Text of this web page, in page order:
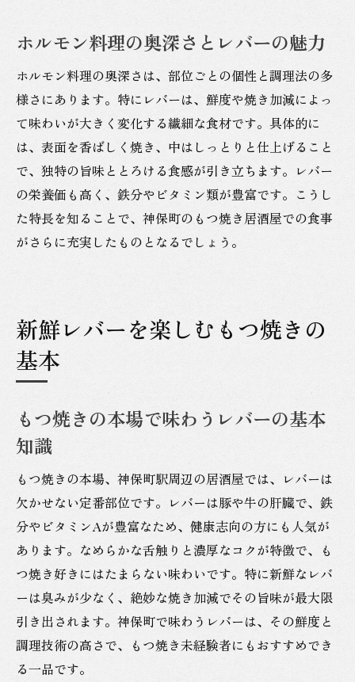
ホルモン料理の奥深さとレバーの魅力
ホルモン料理の奥深さは、部位ごとの個性と調理法の多
様さにあります。特にレバーは、鮮度や焼き加減によっ
て味わいが大きく変化する繊細な食材です。具体的に
は、表面を香ばしく焼き、中はしっとりと仕上げること
で、独特の旨味ととろける食感が引き立ちます。レバー
の栄養価も高く、鉄分やビタミン類が豊富です。こうし
た特長を知ることで、神保町のもつ焼き居酒屋での食事
がさらに充実したものとなるでしょう。
新鮮レバーを楽しむもつ焼きの
基本
もつ焼きの本場で味わうレバーの基本
知識
もつ焼きの本場、神保町駅周辺の居酒屋では、レバーは
欠かせない定番部位です。レバーは豚や牛の肝臓で、鉄
分やビタミンAが豊富なため、健康志向の方にも人気が
あります。なめらかな舌触りと濃厚なコクが特徴で、も
つ焼き好きにはたまらない味わいです。特に新鮮なレバ
ーは臭みが少なく、絶妙な焼き加減でその旨味が最大限
引き出されます。神保町で味わうレバーは、その鮮度と
調理技術の高さで、もつ焼き未経験者にもおすすめでき
る一品です。